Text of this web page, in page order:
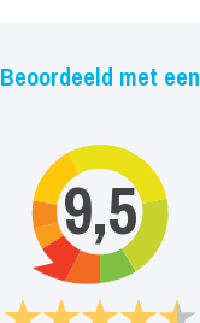
Beoordeeld met een
9,5